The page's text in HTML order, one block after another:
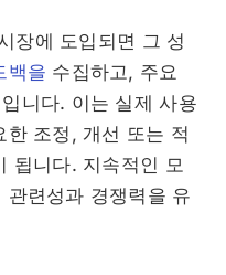
장에 도입되면 그 성
백을 수집하고, 주요
니다. 이는 실제 사용
한 조정, 개선 또는 적
됩니다. 지속적인 모
련성과 경쟁력을 유